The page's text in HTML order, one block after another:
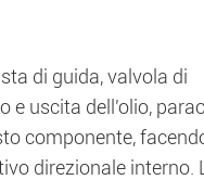
di guida, valvola di
e uscita dell'olio,
componente,
direzionale interno.